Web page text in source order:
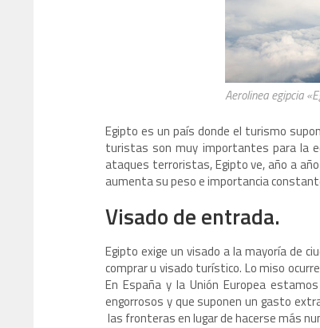
Aerolinea egipcia
Egipto es un país donde el turismo
turistas son muy importantes para la
ataques terroristas, Egipto ve, año a
aumenta su peso e importancia
Visado de entrada.
Egipto exige un visado a la mayoría de
comprar u visado turístico. Lo miso
En España y la Unión Europea
engorrosos y que suponen un gasto
las fronteras en lugar de hacerse más